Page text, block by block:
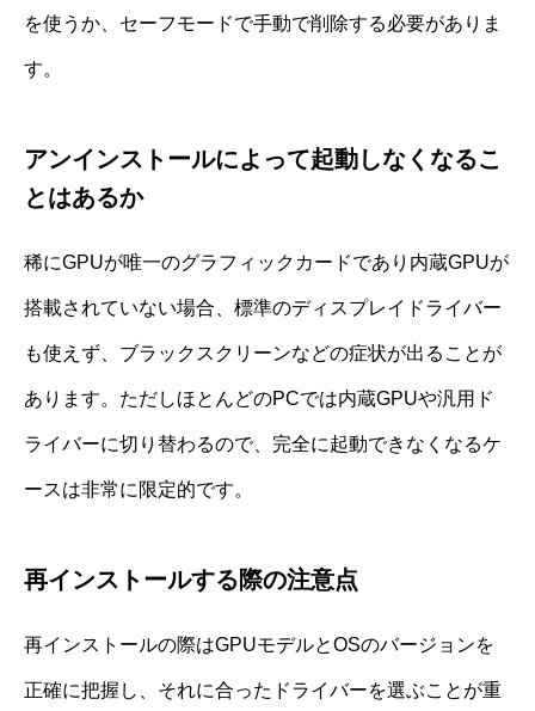
を使うか、セーフモードで手動で削除する必要がありま
す。
アンインストールによって起動しなくなるこ
とはあるか
稀にGPUが唯一のグラフィックカードであり内蔵GPUが
搭載されていない場合、標準のディスプレイドライバー
も使えず、ブラックスクリーンなどの症状が出ることが
あります。ただしほとんどのPCでは内蔵GPUや汎用ド
ライバーに切り替わるので、完全に起動できなくなるケ
ースは非常に限定的です。
再インストールする際の注意点
再インストールの際はGPUモデルとOSのバージョンを
正確に把握し、それに合ったドライバーを選ぶことが重